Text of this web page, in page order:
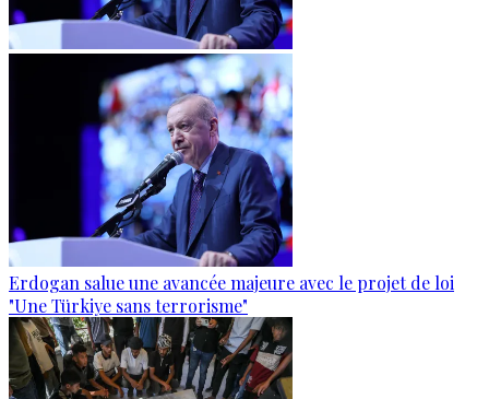
Erdogan salue une avancée majeure avec le projet de loi
"Une Türkiye sans terrorisme"